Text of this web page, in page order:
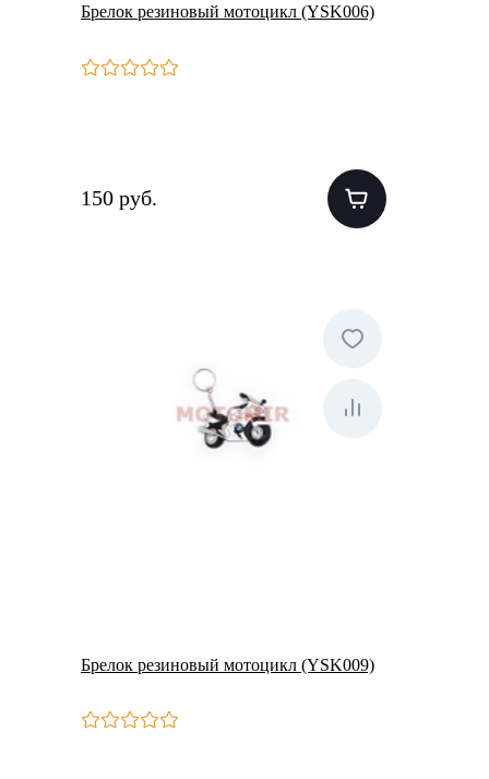
Брелок резиновый мотоцикл (YSK006)
150 руб.
Брелок резиновый мотоцикл (YSK009)